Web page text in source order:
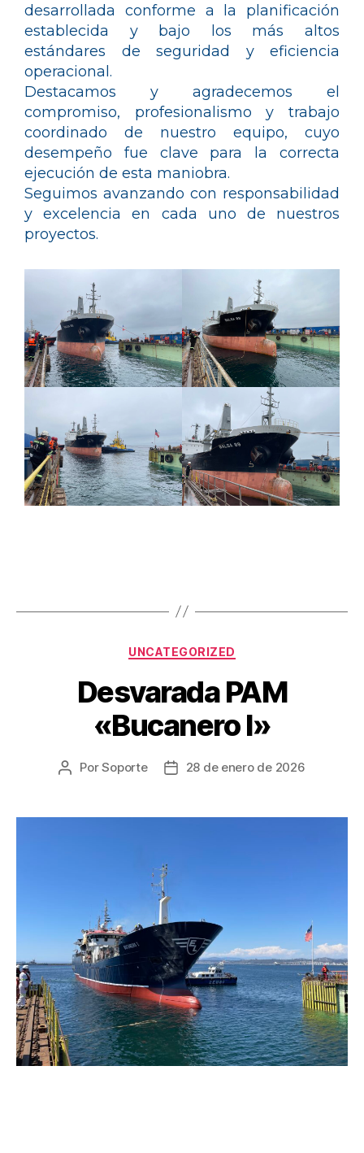
desarrollada conforme a la planificación
establecida y bajo los más altos
estándares de seguridad y eficiencia
operacional.
Destacamos y agradecemos el
compromiso, profesionalismo y trabajo
coordinado de nuestro equipo, cuyo
desempeño fue clave para la correcta
ejecución de esta maniobra.
Seguimos avanzando con responsabilidad
y excelencia en cada uno de nuestros
proyectos.
UNCATEGORIZED
Desvarada PAM
«Bucanero I»
PorSoporte 28 de enero de 2026